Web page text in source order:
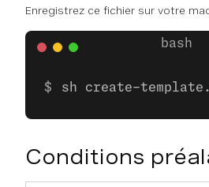
Enregistrez ce fichier sur votre
sh create-
Conditions